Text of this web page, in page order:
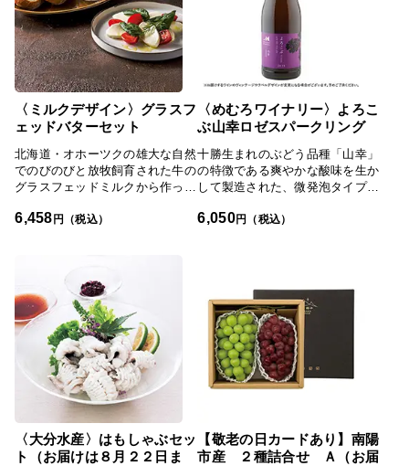
〈ミルクデザイン〉グラスフ
ェッドバターセット
北海道・オホーツクの雄大な自然
でのびのびと放牧飼育された牛の
グラスフェッドミルクから作った
す。芳醇な香りと奥深いコク、な
6,458 円（税込）
〈めむろワイナリー〉よろこ
ぶ山幸ロゼスパークリング
十勝生まれのぶどう品種「山幸」
の特徴である爽やかな酸味を生か
して製造された、微発泡タイプの
甘酸っぱい華やかな香りと、シャ
り、テーブルを彩る一本として、
お祝いや特別なひとときにぴった
りのアイテムです。
6,050円（税込）
〈大分水産〉はもしゃぶセッ
ト（お届けは８月２２日ま
【敬老の日カードあり】南陽
市産 ２種詰合せ Ａ（お届